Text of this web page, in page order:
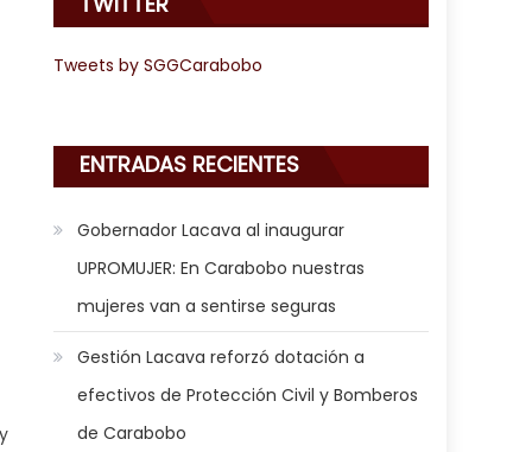
humanitario a Las Tejerías
Tweets by SGGCarabobo
ENTRADAS RECIENTES
Gobernador Lacava al inaugurar
UPROMUJER: En Carabobo nuestras
mujeres van a sentirse seguras
Gestión Lacava reforzó dotación a
efectivos de Protección Civil y Bomberos
de Carabobo